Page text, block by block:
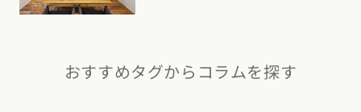
おすすめタグからコラムを探す